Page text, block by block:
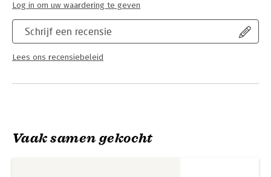
boek Schoftentuig werd met de Henriëtte Roland Holst-prijs
bekroond.
’NIETS ZO FIJN ALS BINNENZIJN.’
Spreekwoord van Meneer Foppe
Schrijf een recensie
Lees ons recensiebeleid
Log in om uw waardering te geven
Vaak samen gekocht